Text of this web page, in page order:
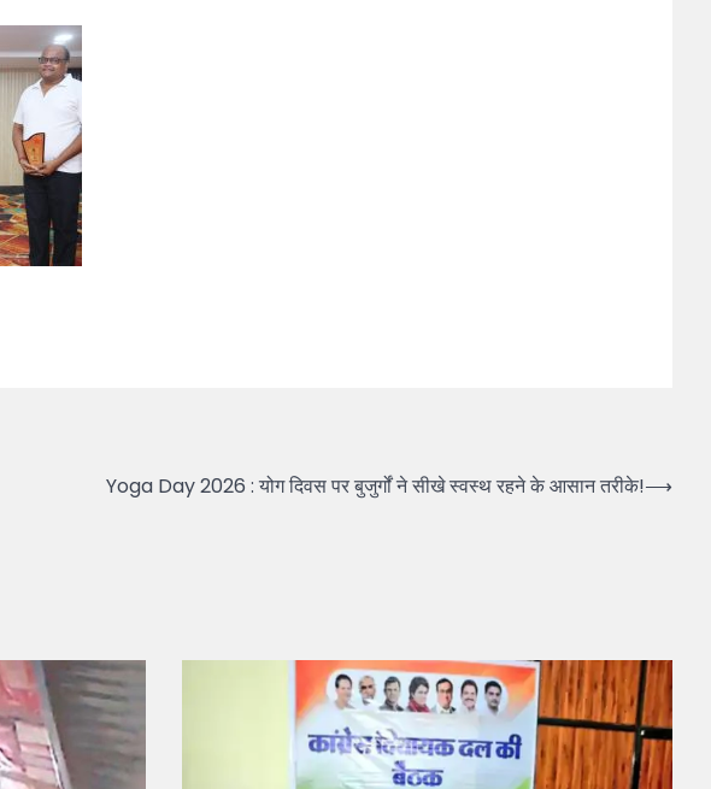
Yoga Day 2026 : योग दिवस पर बुजुर्गों ने सीखे स्वस्थ रहने के आसान तरीके!⟶